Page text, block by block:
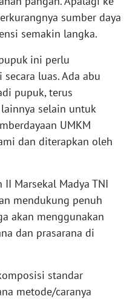
sumber daya
semakin langka.
ini perlu
luas. Ada abu
pupuk, terus
selain untuk
UMKM
dan diterapkan oleh
Marsekal Madya TNI
mendukung penuh
akan menggunakan
dan prasarana di
standar
metode/caranya